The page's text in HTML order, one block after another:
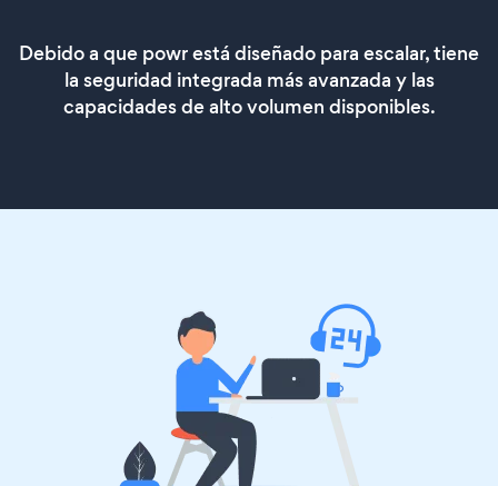
Debido a que powr está diseñado para escalar, tiene
la seguridad integrada más avanzada y las
capacidades de alto volumen disponibles.